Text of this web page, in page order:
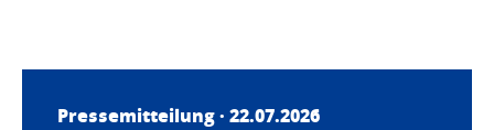
Pressemitteilung · 22.07.2026